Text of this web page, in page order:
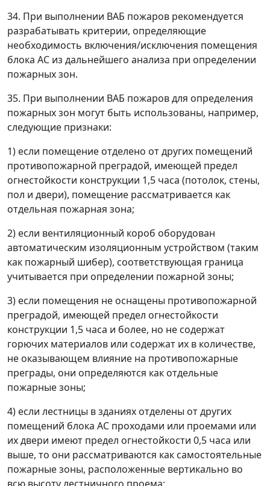
34. При выполнении ВАБ пожаров рекомендуется
разрабатывать критерии, определяющие
необходимость включения/исключения помещения
блока АС из дальнейшего анализа при определении
пожарных зон.
35. При выполнении ВАБ пожаров для определения
пожарных зон могут быть использованы, например,
следующие признаки:
1) если помещение отделено от других помещений
противопожарной преградой, имеющей предел
огнестойкости конструкции 1,5 часа (потолок, стены,
пол и двери), помещение рассматривается как
отдельная пожарная зона;
2) если вентиляционный короб оборудован
автоматическим изоляционным устройством (таким
как пожарный шибер), соответствующая граница
учитывается при определении пожарной зоны;
3) если помещения не оснащены противопожарной
преградой, имеющей предел огнестойкости
конструкции 1,5 часа и более, но не содержат
горючих материалов или содержат их в количестве,
не оказывающем влияние на противопожарные
преграды, они определяются как отдельные
пожарные зоны;
4) если лестницы в зданиях отделены от других
помещений блока АС проходами или проемами или
их двери имеют предел огнестойкости 0,5 часа или
выше, то они рассматриваются как самостоятельные
пожарные зоны, расположенные вертикально во